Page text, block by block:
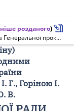
розданого)
Про інформацію Служби безпеки України та Генеральної прокуратури України щодо ситуації, пов'язаної із застосуванням силових заходів у місті Харкові